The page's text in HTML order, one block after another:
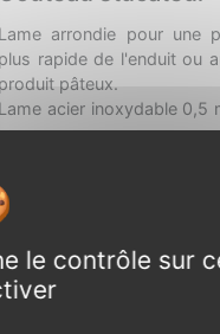
Lame arrondie pour une
plus rapide de l'enduit ou
produit pâteux.
Lame acier inoxydable 0,5
souple,
lisse, découpage
sans bavure.
€
le contrôle sur